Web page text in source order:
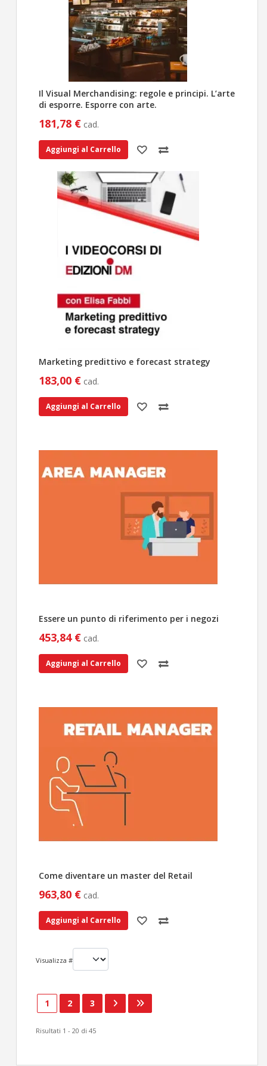
Il Visual Merchandising: regole e principi. L’arte
di esporre. Esporre con arte.
181,78 € cad.
Aggiungi al Carrello
Marketing predittivo e forecast strategy
183,00 € cad.
Aggiungi al Carrello
Essere un punto di riferimento per i negozi
453,84 € cad.
Aggiungi al Carrello
Come diventare un master del Retail
963,80 € cad.
Aggiungi al Carrello
Visualizza #
1 2 3
Risultati 1 - 20 di 45